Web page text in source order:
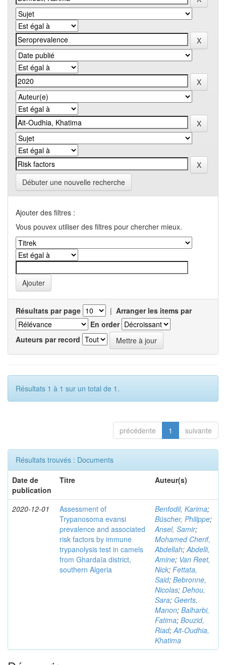
Débuter une nouvelle recherche
Ajouter des filtres :
Vous pouvex utiliser des filtres pour chercher mieux.
Résultats par page | Arranger les items par
En order
Auteurs par record
Résultats 1 à 1 sur un total de 1.
précédente 1 suivante
Résultats trouvés : Documents
Date de
publication
Titre Auteur(s)
2020-12-01
Assessment of
Trypanosoma evansi
prevalence and associated
risk factors by immune
trypanolysis test in camels
from Ghardaïa district,
southern Algeria
Benfodil, Karima;
Büscher, Philippe;
Ansel, Samir;
Mohamed Cherif,
Abdellah;Abdelli,
Amine; Van Reet,
Nick; Fettata,
Said; Bebronne,
Nicolas; Dehou,
Sara; Geerts,
Manon; Balharbi,
Fatima; Bouzid,
Riad;Ait-Oudhia,
Khatima